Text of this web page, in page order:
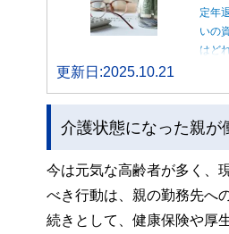
定年
いの
はど
更新日:2025.10.21
介護状態になった親が
今は元気な高齢者が多く、
べき行動は、親の勤務先へ
続きとして、健康保険や厚